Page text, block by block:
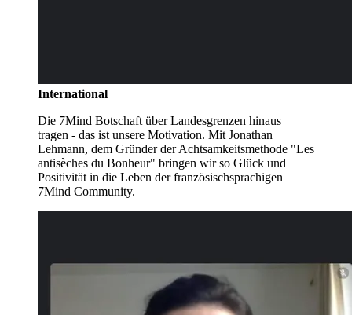
International
Die 7Mind Botschaft über Landesgrenzen hinaus
tragen - das ist unsere Motivation. Mit Jonathan
Lehmann, dem Gründer der Achtsamkeitsmethode "Les
antisèches du Bonheur" bringen wir so Glück und
Positivität in die Leben der französischsprachigen
7Mind Community.